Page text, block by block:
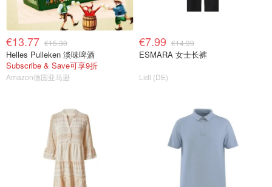
€13.77 €15.30
Helles Pulleken 淡味啤酒
Subscribe & Save可享9折
Amazon德国亚马逊
€7.99 €14.99
ESMARA 女士长裤
Lidl (DE)